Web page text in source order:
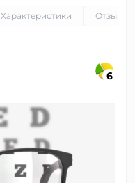
Характеристики Отзывы
6